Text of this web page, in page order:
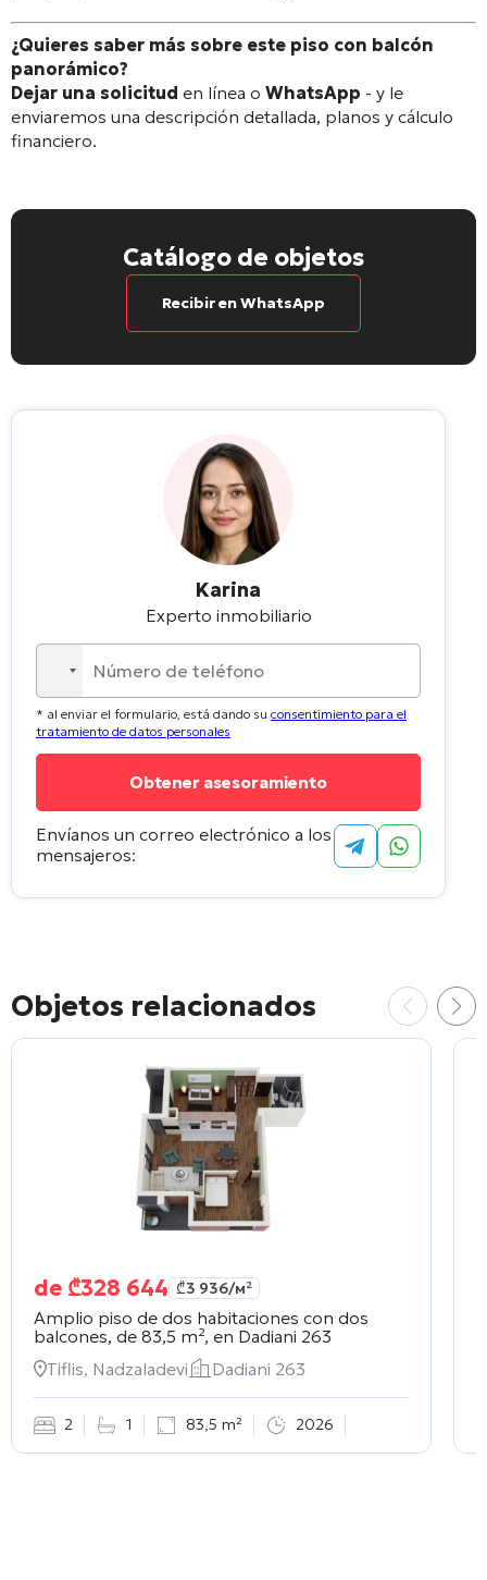
¿Quieres saber más sobre este piso con balcón
panorámico?
Dejar una solicitud en línea o WhatsApp - y le
enviaremos una descripción detallada, planos y cálculo
financiero.
Catálogo de objetos
Recibir en WhatsApp
Karina
Experto inmobiliario
No
country
selected
* al enviar el formulario, está dando su consentimiento para el
tratamiento de datos personales
Envíanos un correo electrónico a los
mensajeros:
Objetos relacionados
de ₾328 644 ₾3 936/м²
Amplio piso de dos habitaciones con dos
balcones, de 83,5 m², en Dadiani 263
Tiflis, Nadzaladevi
Dadiani 263
2 1 83,5 m² 2026